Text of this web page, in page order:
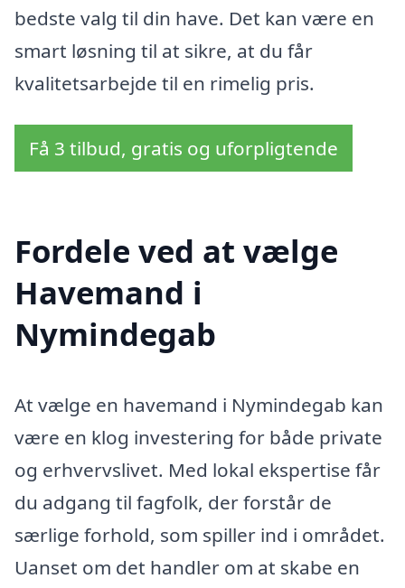
bedste valg til din have. Det kan være en
smart løsning til at sikre, at du får
kvalitetsarbejde til en rimelig pris.
Få 3 tilbud, gratis og uforpligtende
Fordele ved at vælge
Havemand i
Nymindegab
At vælge en havemand i Nymindegab kan
være en klog investering for både private
og erhvervslivet. Med lokal ekspertise får
du adgang til fagfolk, der forstår de
særlige forhold, som spiller ind i området.
Uanset om det handler om at skabe en